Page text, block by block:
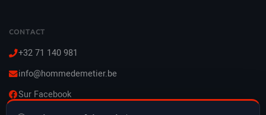
CONTACT
+32 71 140 981
info@hommedemetier.be
Sur Facebook